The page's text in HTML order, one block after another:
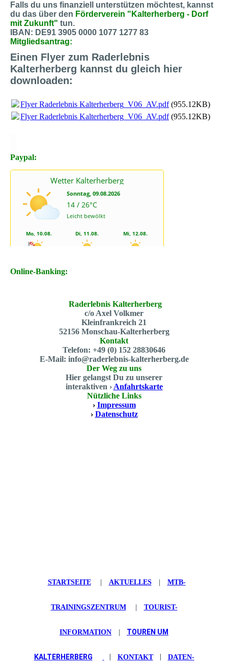
Falls du uns finanziell unterstützen möchtest, kannst
du das über den Förderverein "Kalterherberg - Dorf
mit Zukunft" tun.
IBAN: DE91 3905 0000 1077 1277 83
Mitgliedsantrag:
Einen Flyer zum Raderlebnis
Kalterherberg kannst du gleich hier
downloaden:
Flyer Raderlebnis Kalterherberg_V06_AV.pdf(955.12KB)
Flyer Raderlebnis Kalterherberg_V06_AV.pdf(955.12KB)
Paypal:
Online-Banking:
Raderlebnis Kalterherberg
c/o Axel Volkmer
Kleinfrankreich 21
52156 Monschau-Kalterherberg
Kontakt
Telefon: +49 (0) 152 28830646
E-Mail: info@raderlebnis-kalterherberg.de
Der Weg zu uns
Hier gelangst Du zu unserer
interaktiven ›Anfahrtskarte
Nützliche Links
› Impressum
› Datenschutz
STARTSEITE AKTUELLES MTB-
TRAININGSZENTRUM TOURIST-
INFORMATION TOUREN UM
KALTERHERBERG KONTAKT DATEN­